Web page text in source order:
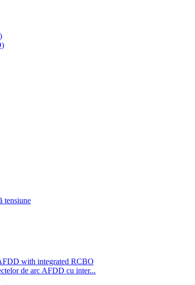
tensiune
de arc AFDD cu inter...